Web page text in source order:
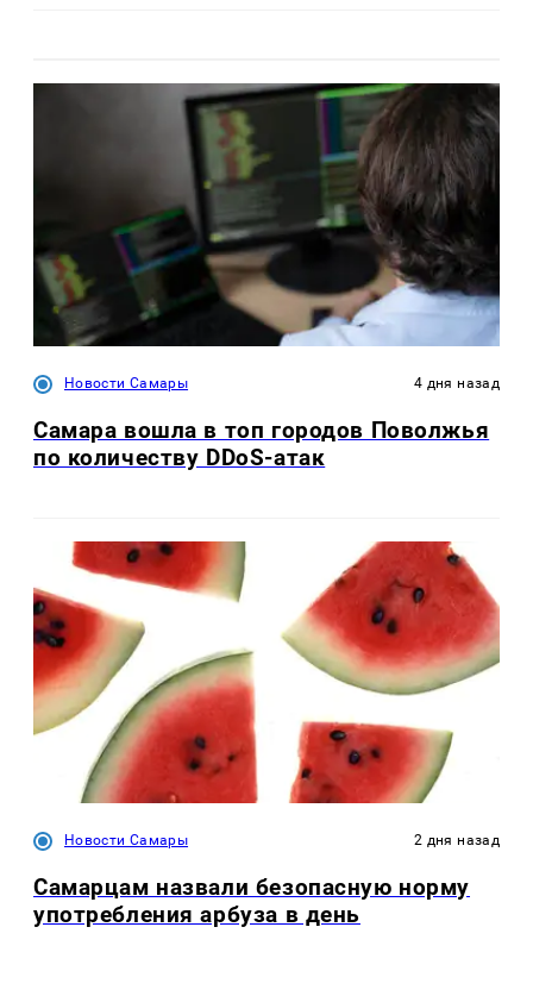
Новости Самары 4 дня назад
Самара вошла в топ городов Поволжья
по количеству DDoS-атак
Новости Самары 2 дня назад
Самарцам назвали безопасную норму
употребления арбуза в день